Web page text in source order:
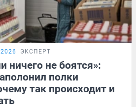
ЭКСПЕРТ
ничего не боятся»:
полки
так происходит и